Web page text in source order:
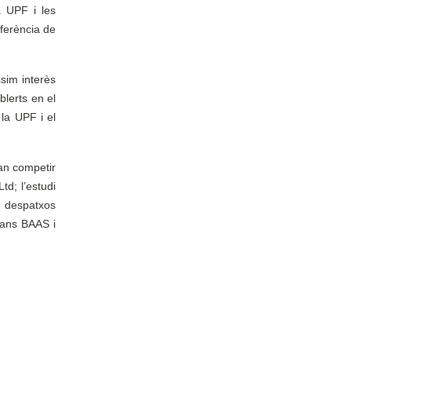
UPF i les
de
interès
en el
UPF i el
competir
l’estudi
BAAS i